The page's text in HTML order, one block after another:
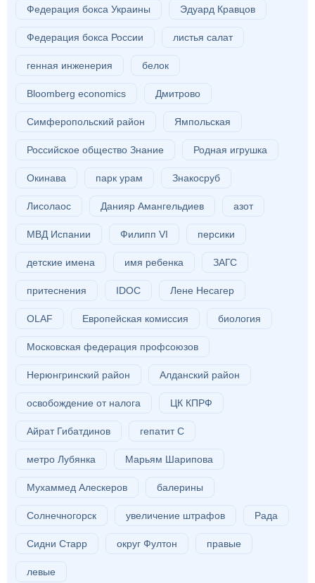
Федерация бокса Украины Эдуард Кравцов
Федерация бокса России листья салат
генная инженерия белок
Bloomberg economics Дмитрово
Симферопольский район Ямпольская
Российское общество Знание Родная игрушка
Окинава парк урам Знакосруб
Лисолаос Данияр Амангельдиев азот
МВД Испании Филипп VI персики
детские имена имя ребенка ЗАГС
притеснения IDOC Лене Несагер
OLAF Европейская комиссия биология
Московская федерация профсоюзов
Нерюнгринский район Алданский район
освобождение от налога ЦК КПРФ
Айрат Гибатдинов гепатит С
метро Лубянка Марьям Шарипова
Мухаммед Алескеров балерины
Солнечногорск увеличение штрафов Рада
Сидни Старр округ Фултон правые
левые